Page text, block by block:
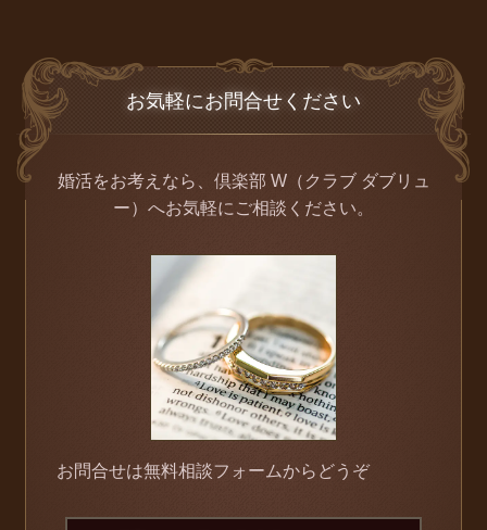
お気軽にお問合せください
婚活をお考えなら、倶楽部 W（クラブ ダブリュ
ー）へお気軽にご相談ください。
お問合せは無料相談フォームからどうぞ